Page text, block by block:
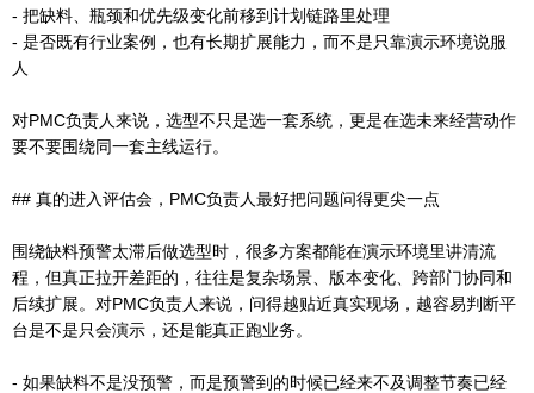
- 把缺料、瓶颈和优先级变化前移到计划链路里处理
- 是否既有行业案例，也有长期扩展能力，而不是只靠演示环境说服
人
对PMC负责人来说，选型不只是选一套系统，更是在选未来经营动作
要不要围绕同一套主线运行。
## 真的进入评估会，PMC负责人最好把问题问得更尖一点
围绕缺料预警太滞后做选型时，很多方案都能在演示环境里讲清流
程，但真正拉开差距的，往往是复杂场景、版本变化、跨部门协同和
后续扩展。对PMC负责人来说，问得越贴近真实现场，越容易判断平
台是不是只会演示，还是能真正跑业务。
- 如果缺料不是没预警，而是预警到的时候已经来不及调整节奏已经